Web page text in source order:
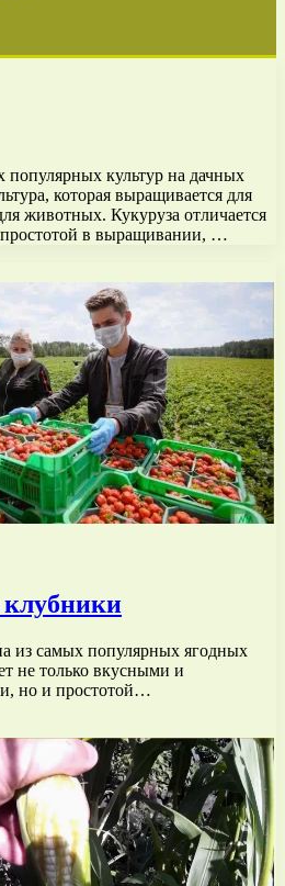
культур на дачных
которая выращивается для
животных. Кукуруза отличается
в выращивании, …
из самых популярных ягодных
не только вкусными и
но и простотой…